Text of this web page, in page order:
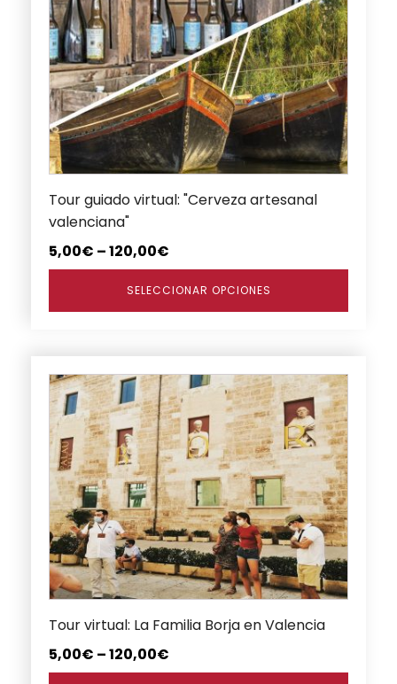
Tour guiado virtual: "Cerveza artesanal
valenciana"
5,00€ –120,00€
SELECCIONAR OPCIONES
múltiples
variantes.
Las
opciones
se
pueden
elegir
en
la
página
de
producto
Tour virtual: La Familia Borja en Valencia
5,00€ –120,00€
Este
producto
tiene
múltiples
variantes.
Las
opciones
se
pueden
elegir
en
la
página
de